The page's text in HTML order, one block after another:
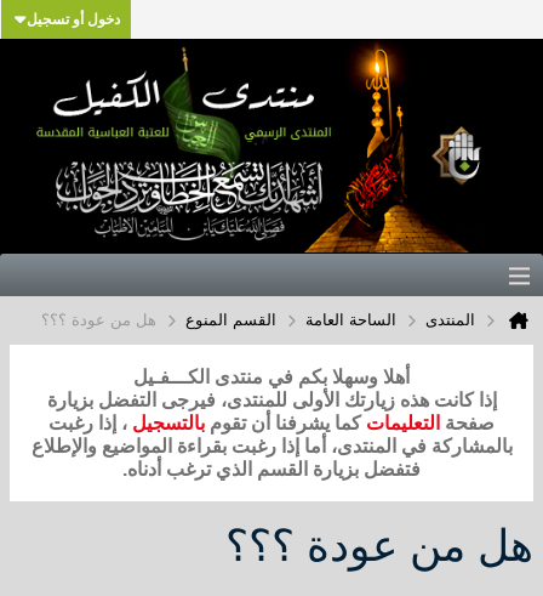
دخول أو تسجيل
المنتدى الساحة العامة القسم المنوع هل من عودة ؟؟؟
أهلا وسهلا بكم في منتدى الكـــفـيل
إذا كانت هذه زيارتك الأولى للمنتدى، فيرجى التفضل بزيارة
صفحة التعليمات كما يشرفنا أن تقوم بالتسجيل ، إذا رغبت
بالمشاركة في المنتدى، أما إذا رغبت بقراءة المواضيع والإطلاع
فتفضل بزيارة القسم الذي ترغب أدناه.
هل من عودة ؟؟؟